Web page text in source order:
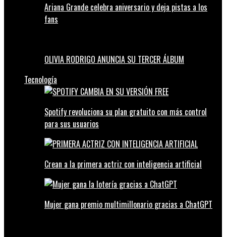
Ariana Grande celebra aniversario y deja pistas a los
fans
OLIVIA RODRIGO ANUNCIA SU TERCER ÁLBUM
Tecnología
Spotify revoluciona su plan gratuito con más control
para sus usuarios
Crean a la primera actriz con inteligencia artificial
Mujer gana premio multimillonario gracias a ChatGPT